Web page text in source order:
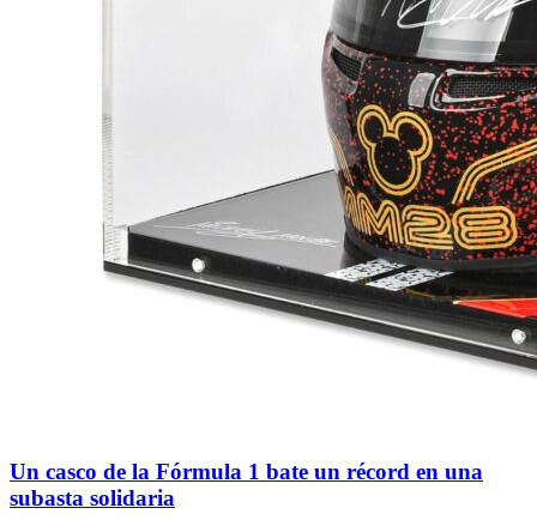
Un casco de la Fórmula 1 bate un récord en una
subasta solidaria